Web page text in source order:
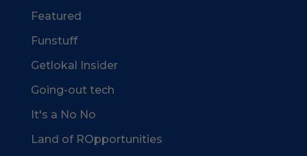
Featured
Funstuff
Getlokal Insider
Going-out tech
It's a No No
Land of ROpportunities